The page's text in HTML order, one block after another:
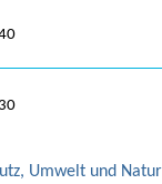
Umwelt und Natur